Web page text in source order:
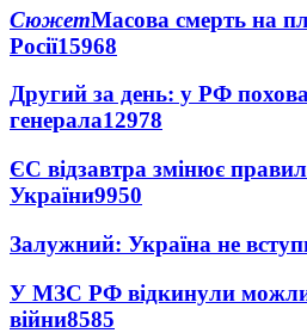
СюжетМасова смерть на
Росії15968
Другий за день: у РФ
генерала12978
ЄС відзавтра змінює
України9950
Залужний: Україна не
У МЗС РФ відкинули
війни8585